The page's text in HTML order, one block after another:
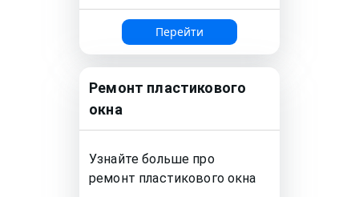
Перейти
Ремонт пластикового
окна
Узнайте больше про
ремонт пластикового окна